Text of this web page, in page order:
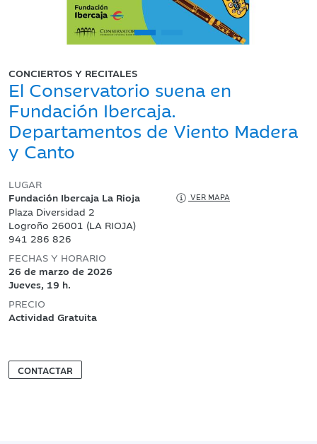
CONCIERTOS Y RECITALES
El Conservatorio suena en
Fundación Ibercaja.
Departamentos de Viento Madera
y Canto
LUGAR
Fundación Ibercaja La Rioja
VER MAPA
Plaza Diversidad 2
Logroño 26001 (LA RIOJA)
941 286 826
FECHAS Y HORARIO
26 de marzo de 2026
Jueves, 19 h.
PRECIO
Actividad Gratuita
CONTACTAR